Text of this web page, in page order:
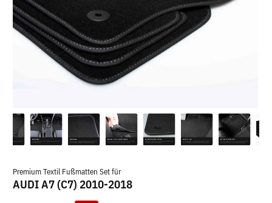
Premium Textil Fußmatten Set für
AUDI A7 (C7) 2010-2018